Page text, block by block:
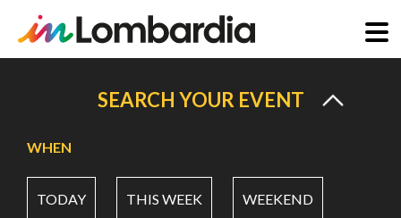
content
SEARCH YOUR EVENT
WHEN
TODAY THIS WEEK WEEKEND